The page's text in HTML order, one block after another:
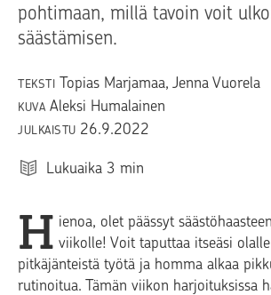
pohtimaan, millä tavoin voit
säästämisen.
TEKSTI Topias Marjamaa, Jenna Vuorela
KUVA Aleksi Humalainen
JULKAISTU 26.9.2022
Lukuaika 3 min
H ienoa, olet päässyt
viikolle! Voit taputtaa itseäsi
pitkäjänteistä työtä ja homma alkaa
rutinoitua. Tämän viikon harjoituksissa